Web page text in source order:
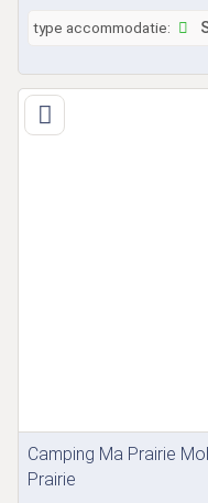
type accommodatie:
Camping Ma Prairie
Prairie